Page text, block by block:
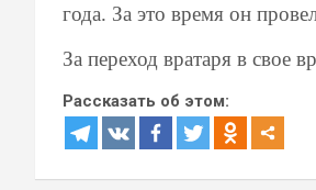
года. За это время он
За переход вратаря в свое
Рассказать об этом: